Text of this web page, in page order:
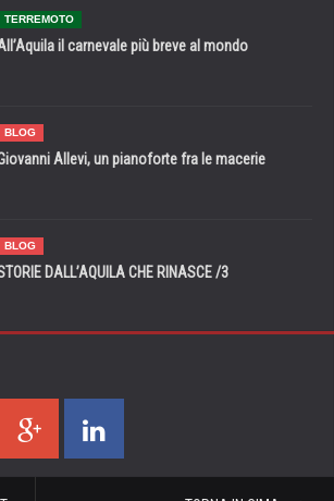
TERREMOTO
il carnevale più breve al mondo
BLOG
Allevi, un pianoforte fra le macerie
BLOG
DALL’AQUILA CHE RINASCE /3